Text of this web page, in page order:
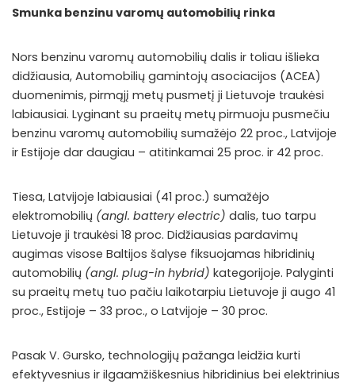
Smunka benzinu varomų automobilių rinka
Nors benzinu varomų automobilių dalis ir toliau išlieka
didžiausia, Automobilių gamintojų asociacijos (ACEA)
duomenimis, pirmąjį metų pusmetį ji Lietuvoje traukėsi
labiausiai. Lyginant su praeitų metų pirmuoju pusmečiu
benzinu varomų automobilių sumažėjo 22 proc., Latvijoje
ir Estijoje dar daugiau – atitinkamai 25 proc. ir 42 proc.
Tiesa, Latvijoje labiausiai (41 proc.) sumažėjo
elektromobilių (angl. battery electric) dalis, tuo tarpu
Lietuvoje ji traukėsi 18 proc. Didžiausias pardavimų
augimas visose Baltijos šalyse fiksuojamas hibridinių
automobilių (angl. plug-in hybrid) kategorijoje. Palyginti
su praeitų metų tuo pačiu laikotarpiu Lietuvoje ji augo 41
proc., Estijoje – 33 proc., o Latvijoje – 30 proc.
Pasak V. Gursko, technologijų pažanga leidžia kurti
efektyvesnius ir ilgaamžiškesnius hibridinius bei elektrinius